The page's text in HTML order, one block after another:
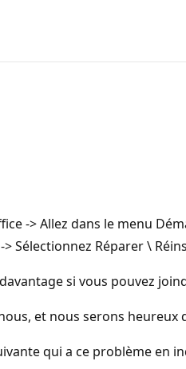
-> Allez dans le menu
Sélectionnez Réparer \
si vous pouvez
et nous serons
qui a ce problème